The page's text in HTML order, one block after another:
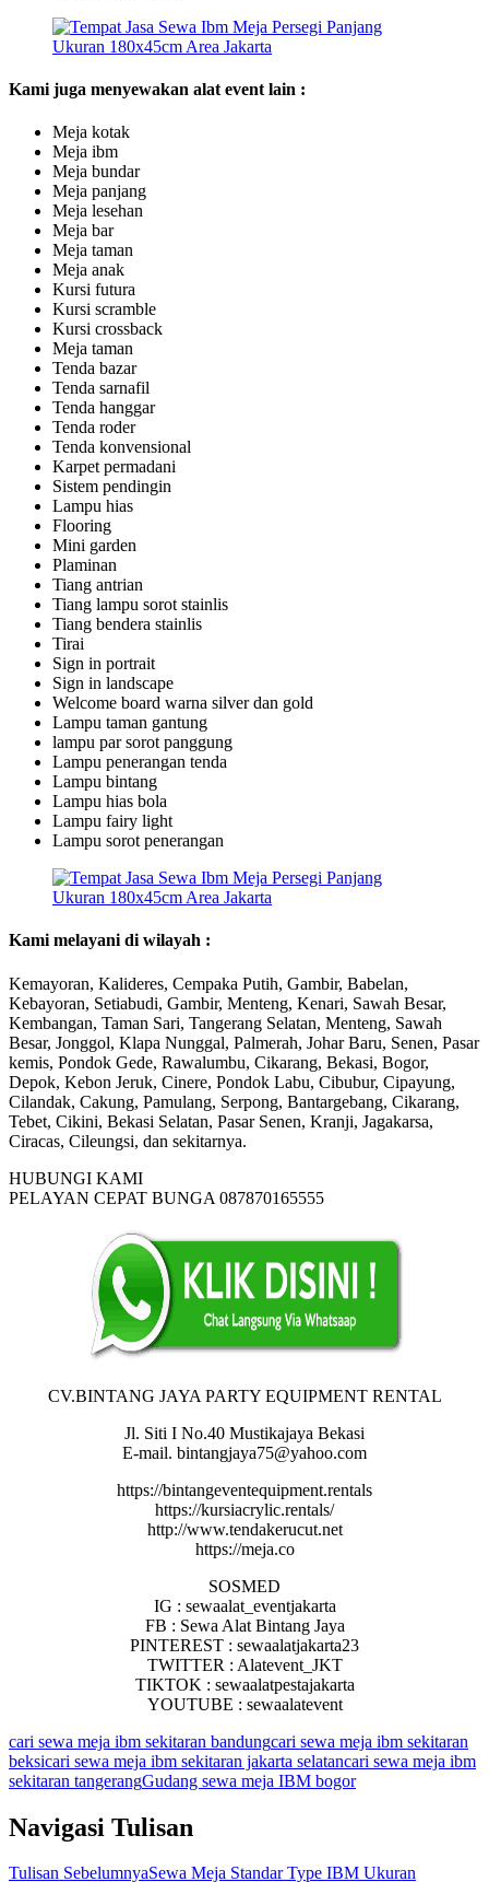
Kami juga menyewakan alat event lain :
Meja kotak
Meja ibm
Meja bundar
Meja panjang
Meja lesehan
Meja bar
Meja taman
Meja anak
Kursi futura
Kursi scramble
Kursi crossback
Meja taman
Tenda bazar
Tenda sarnafil
Tenda hanggar
Tenda roder
Tenda konvensional
Karpet permadani
Sistem pendingin
Lampu hias
Flooring
Mini garden
Plaminan
Tiang antrian
Tiang lampu sorot stainlis
Tiang bendera stainlis
Tirai
Sign in portrait
Sign in landscape
Welcome board warna silver dan gold
Lampu taman gantung
lampu par sorot panggung
Lampu penerangan tenda
Lampu bintang
Lampu hias bola
Lampu fairy light
Lampu sorot penerangan
Kami melayani di wilayah :
Kemayoran, Kalideres, Cempaka Putih, Gambir, Babelan,
Kebayoran, Setiabudi, Gambir, Menteng, Kenari, Sawah Besar,
Kembangan, Taman Sari, Tangerang Selatan, Menteng, Sawah
Besar, Jonggol, Klapa Nunggal, Palmerah, Johar Baru, Senen, Pasar
kemis, Pondok Gede, Rawalumbu, Cikarang, Bekasi, Bogor,
Depok, Kebon Jeruk, Cinere, Pondok Labu, Cibubur, Cipayung,
Cilandak, Cakung, Pamulang, Serpong, Bantargebang, Cikarang,
Tebet, Cikini, Bekasi Selatan, Pasar Senen, Kranji, Jagakarsa,
Ciracas, Cileungsi, dan sekitarnya.
HUBUNGI KAMI
PELAYAN CEPAT BUNGA 087870165555
CV.BINTANG JAYA PARTY EQUIPMENT RENTAL
Jl. Siti I No.40 Mustikajaya Bekasi
E-mail. bintangjaya75@yahoo.com
https://bintangeventequipment.rentals
https://kursiacrylic.rentals/
http://www.tendakerucut.net
https://meja.co
SOSMED
IG : sewaalat_eventjakarta
FB : Sewa Alat Bintang Jaya
PINTEREST : sewaalatjakarta23
TWITTER : Alatevent_JKT
TIKTOK : sewaalatpestajakarta
YOUTUBE : sewaalatevent
cari sewa meja ibm sekitaran bandungcari sewa meja ibm sekitaran
beksicari sewa meja ibm sekitaran jakarta selatancari sewa meja ibm
sekitaran tangerangGudang sewa meja IBM bogor
Navigasi Tulisan
Tulisan SebelumnyaSewa Meja Standar Type IBM Ukuran